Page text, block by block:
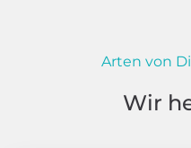
Arten von
Wir